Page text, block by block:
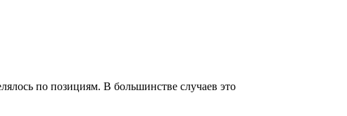
по позициям. В большинстве случаев это